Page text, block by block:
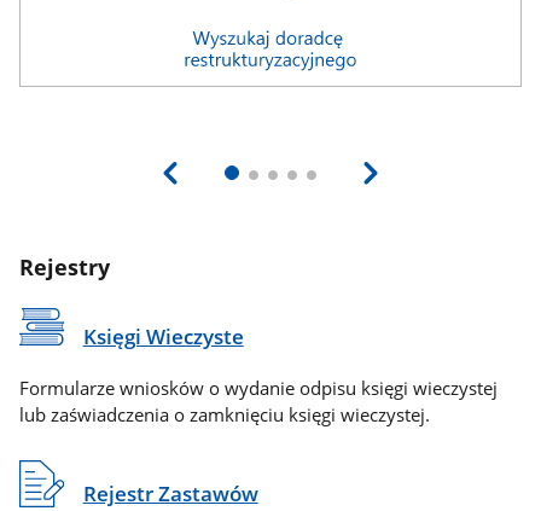
Rejestry
Księgi Wieczyste
Formularze wniosków o wydanie odpisu księgi wieczystej
lub zaświadczenia o zamknięciu księgi wieczystej.
Rejestr Zastawów